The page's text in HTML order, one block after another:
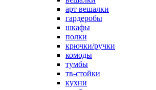
арт вешалки
гардеробы
шкафы
полки
крючки/ручки
комоды
тумбы
тв-стойки
кухни